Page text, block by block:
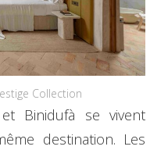
Collection
Binidufà se vivent
destination. Les